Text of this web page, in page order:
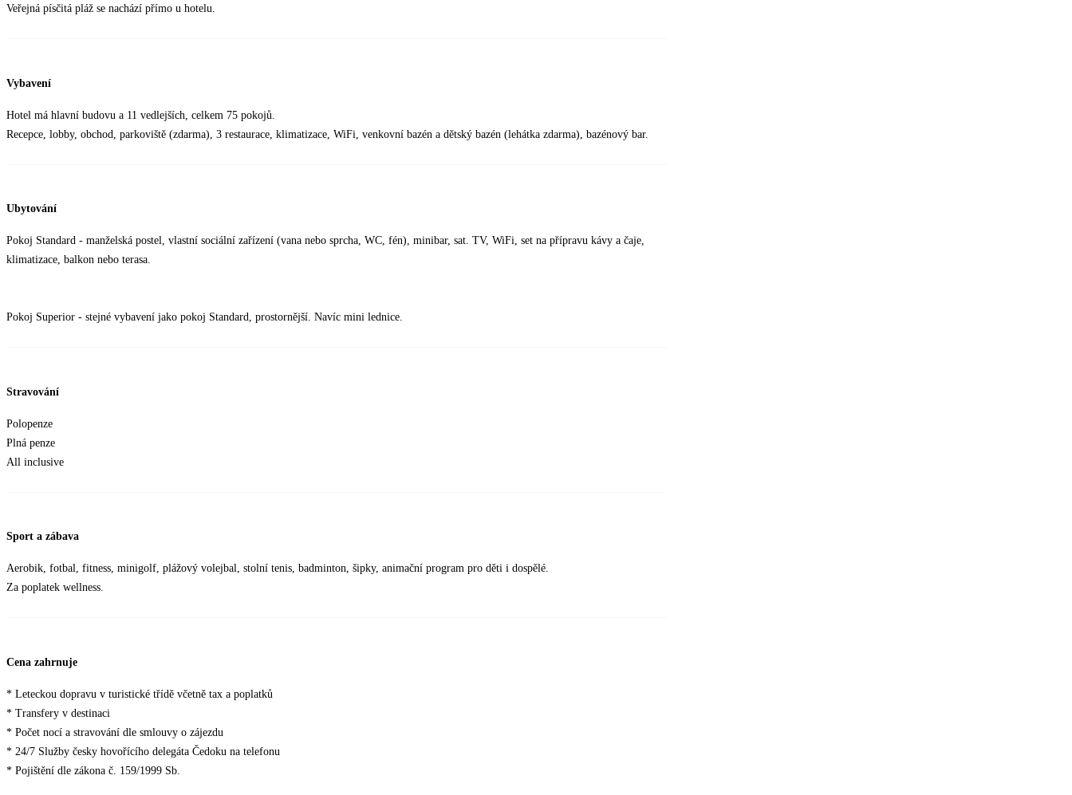
Veřejná písčitá pláž se nachází přímo u hotelu.
Vybavení
Hotel má hlavní budovu a 11 vedlejších, celkem 75 pokojů.
Recepce, lobby, obchod, parkoviště (zdarma), 3 restaurace, klimatizace, WiFi, venkovní bazén a dětský bazén (lehátka zdarma), bazénový bar.
Ubytování
Pokoj Standard - manželská postel, vlastní sociální zařízení (vana nebo sprcha, WC, fén), minibar, sat. TV, WiFi, set na přípravu kávy a čaje,
klimatizace, balkon nebo terasa.
Pokoj Superior - stejné vybavení jako pokoj Standard, prostornější. Navíc mini lednice.
Stravování
Polopenze
Plná penze
All inclusive
Sport a zábava
Aerobik, fotbal, fitness, minigolf, plážový volejbal, stolní tenis, badminton, šipky, animační program pro děti i dospělé.
Za poplatek wellness.
Cena zahrnuje
* Leteckou dopravu v turistické třídě včetně tax a poplatků
* Transfery v destinaci
* Počet nocí a stravování dle smlouvy o zájezdu
* 24/7 Služby česky hovořícího delegáta Čedoku na telefonu
* Pojištění dle zákona č. 159/1999 Sb.